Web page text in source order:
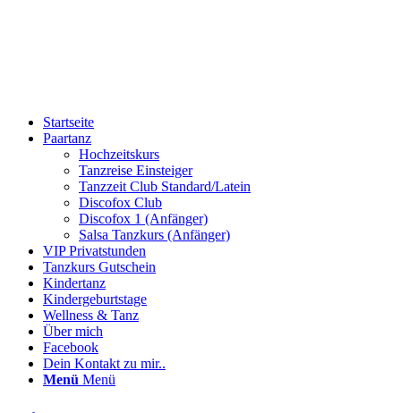
Startseite
Paartanz
Hochzeitskurs
Tanzreise Einsteiger
Tanzzeit Club Standard/Latein
Discofox Club
Discofox 1 (Anfänger)
Salsa Tanzkurs (Anfänger)
VIP Privatstunden
Tanzkurs Gutschein
Kindertanz
Kindergeburtstage
Wellness & Tanz
Über mich
Facebook
Dein Kontakt zu mir..
Menü Menü